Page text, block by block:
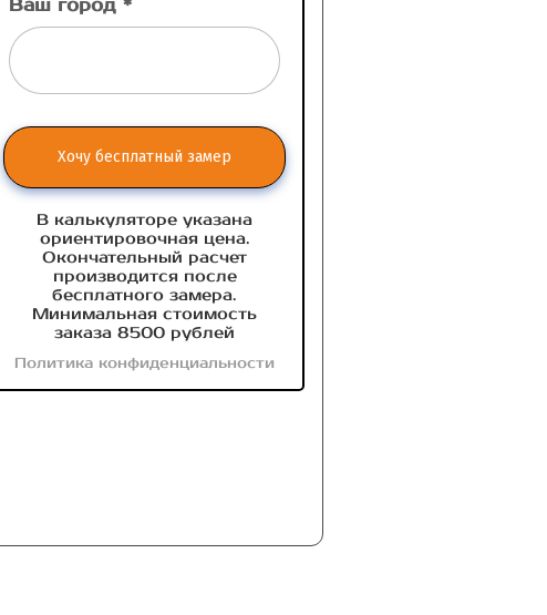
Ваш город *
Хочу бесплатный замер
В калькуляторе указана
ориентировочная цена.
Окончательный расчет
производится после
бесплатного замера.
Минимальная стоимость
заказа 8500 рублей
Политика конфиденциальности